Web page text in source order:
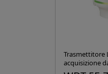
Trasmettitore
acquisizione